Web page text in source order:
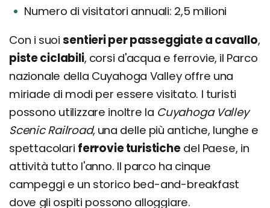
Numero di visitatori annuali: 2,5 milioni
Con i suoisentieri per passeggiate a cavallo,
piste ciclabili, corsi d'acqua e ferrovie, il Parco
nazionale della Cuyahoga Valley offre una
miriade di modi per essere visitato. I turisti
possono utilizzare inoltre la Cuyahoga Valley
Scenic Railroad, una delle più antiche, lunghe e
spettacolari ferrovie turistichedel Paese, in
attività tutto l'anno. Il parco ha cinque
campeggi e un storico bed-and-breakfast
dove gli ospiti possono alloggiare.